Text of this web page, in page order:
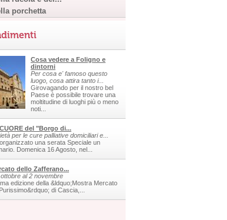
porchetta
Cosa vedere a Foligno e
dintorni
Per cosa e' famoso questo
luogo, cosa attira tanto i...
Girovagando per il nostro bel
Paese è possibile trovare una
moltitudine di luoghi più o meno
noti...
del "Borgo di...
per le cure palliative domiciliari e...
una serata Speciale un
Domenica 16 Agosto, nel...
dello Zafferano...
al 2 novembre
edizione della &ldquo;Mostra Mercato
di Cascia,...